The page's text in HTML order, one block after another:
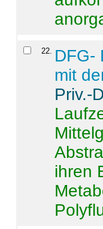
22
DFG-
mit
Priv.-
ihren